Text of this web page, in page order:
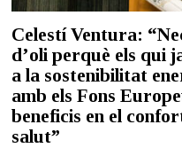
Celestí Ventura:
d’oli perquè els qui
a la sostenibilitat
amb els Fons
beneficis en el
salut”